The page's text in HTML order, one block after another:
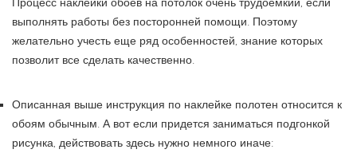
Процесс наклейки обоев на потолок очень трудоемкий, если
выполнять работы без посторонней помощи. Поэтому
желательно учесть еще ряд особенностей, знание которых
позволит все сделать качественно.
Описанная выше инструкция по наклейке полотен относится к
обоям обычным. А вот если придется заниматься подгонкой
рисунка, действовать здесь нужно немного иначе: